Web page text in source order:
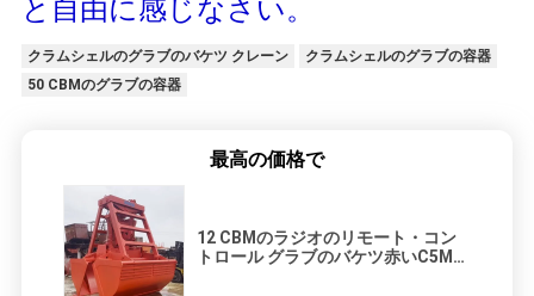
と自由に感じなさい。
クラムシェルのグラブのバケツ クレーン
クラムシェルのグラブの容器
50 CBMのグラブの容器
最高の価格で
12 CBMのラジオのリモート・コン
トロール グラブのバケツ赤いC5Mの